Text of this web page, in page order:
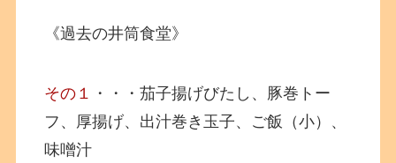
《過去の井筒食堂》
その１ ・・・茄子揚げびたし、豚巻トー
フ、厚揚げ、出汁巻き玉子、ご飯（小）、
味噌汁